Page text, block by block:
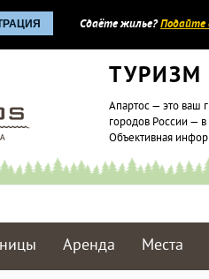
Сдаёте жилье?Подайте
ТУРИЗМ
Апартос — это ваш
городов России —
Объективная
Аренда Места